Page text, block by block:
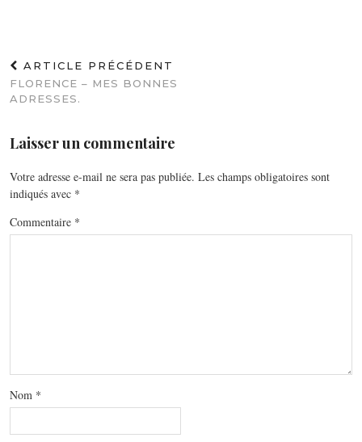
ARTICLE PRÉCÉDENT
FLORENCE – MES BONNES
ADRESSES.
Laisser un commentaire
Votre adresse e-mail ne sera pas publiée. Les champs obligatoires sont
indiqués avec *
Commentaire *
Nom *